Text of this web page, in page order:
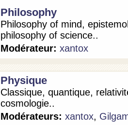
Philosophy
Philosophy of mind,
philosophy of science..
Modérateur: xantox
Physique
Classique, quantique,
cosmologie..
Modérateurs: xantox,